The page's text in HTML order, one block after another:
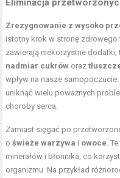
Eliminacja
Zrezygnowanie z wysoko
istotny krok w stronę zdrowego
zawierają niekorzystne dodatki,
nadmiar cukrów oraz
wpływ na nasze
uniknąć wielu poważnych
choroby serca.
Zamiast sięgać po
oświeże warzywa i owoce.
minerałów i błonnika, co
organizmu. Na przykład